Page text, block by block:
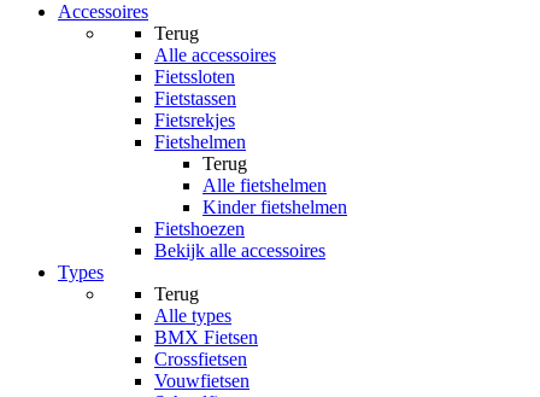
Accessoires
Terug
Alle accessoires
Fietssloten
Fietstassen
Fietsrekjes
Fietshelmen
Terug
Alle fietshelmen
Kinder fietshelmen
Fietshoezen
Bekijk alle accessoires
Types
Terug
Alle types
BMX Fietsen
Crossfietsen
Vouwfietsen